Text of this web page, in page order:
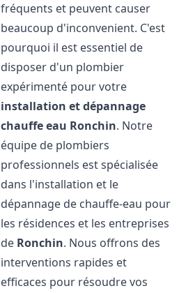
fréquents et peuvent causer
beaucoup d'inconvenient. C'est
pourquoi il est essentiel de
disposer d'un plombier
expérimenté pour votre
installation et dépannage
chauffe eau Ronchin. Notre
équipe de plombiers
professionnels est spécialisée
dans l'installation et le
dépannage de chauffe-eau pour
les résidences et les entreprises
de Ronchin. Nous offrons des
interventions rapides et
efficaces pour résoudre vos